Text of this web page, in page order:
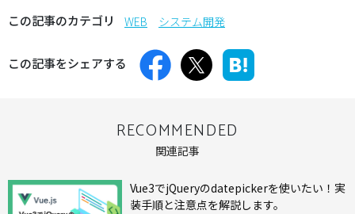
この記事のカテゴリ WEB システム開発
この記事をシェアする
RECOMMENDED
関連記事
Vue3でjQueryのdatepickerを使いたい！実
装手順と注意点を解説します。